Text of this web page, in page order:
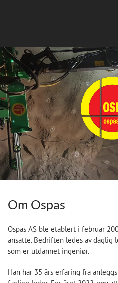
Om Ospas
Ospas AS ble etablert i februar
ansatte. Bedriften ledes av daglig
som er utdannet ingeniør.
Han har 35 års erfaring fra